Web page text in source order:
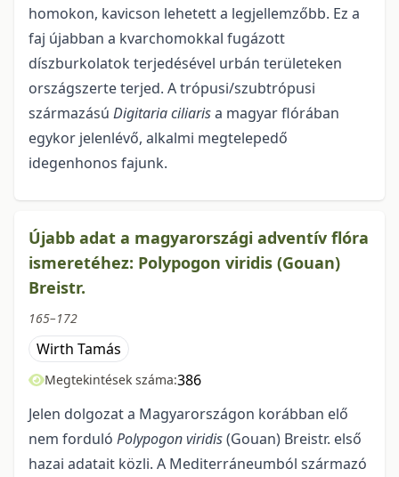
homokon, kavicson lehetett a legjellemzőbb. Ez a
faj újabban a kvarchomokkal fugázott
díszburkolatok terjedésével urbán területeken
országszerte terjed. A trópu­si/szubtrópusi
származású Digitaria ciliarisa magyar flórában
egykor jelenlévő, alkalmi megtelepedő
idegenhonos fajunk.
Újabb adat a magyarországi adventív flóra
ismeretéhez: Polypogon viridis (Gouan)
Breistr.
165–172
Wirth Tamás
Megtekintések száma:386
Jelen dolgozat a Magyarországon korábban elő
nem forduló Polypogon viridis(Gouan) Breistr. első
hazai adatait közli. A Mediterráneumból származó